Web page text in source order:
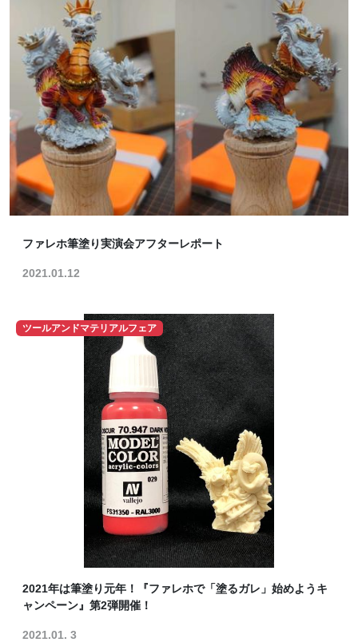
ファレホ筆塗り実演会アフターレポート
2021.01.12
ツールアンドマテリアルフェア
2021年は筆塗り元年！『ファレホで「塗るガレ」始めようキ
ャンペーン』第2弾開催！
2021.01. 3